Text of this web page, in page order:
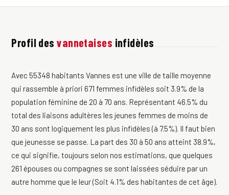
Profil desvannetaises infidèles
Avec 55348 habitants Vannes est une ville de taille moyenne
qui rassemble à priori 671 femmes infidèles soit 3.9% de la
population féminine de 20 à 70 ans. Représentant 46.5% du
total des liaisons adultères les jeunes femmes de moins de
30 ans sont logiquement les plus infidèles (à 7.5%). Il faut bien
que jeunesse se passe. La part des 30 à 50 ans atteint 38.9%,
ce qui signifie, toujours selon nos estimations, que quelques
261 épouses ou compagnes se sont laissées séduire par un
autre homme que le leur (Soit 4.1% des habitantes de cet âge).